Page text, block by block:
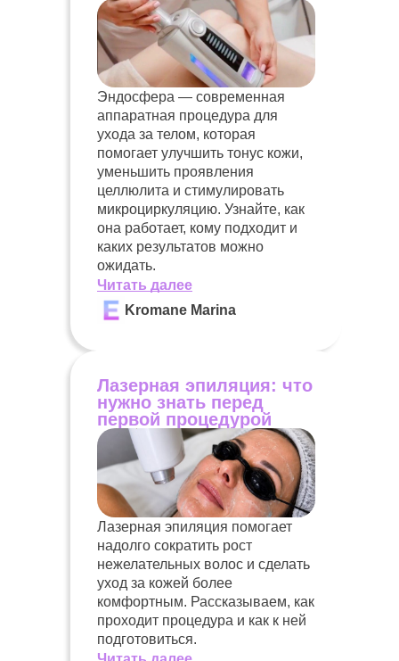
Эндосфера — современная
аппаратная процедура для
ухода за телом, которая
помогает улучшить тонус кожи,
уменьшить проявления
целлюлита и стимулировать
микроциркуляцию. Узнайте, как
она работает, кому подходит и
каких результатов можно
ожидать.
Читать далее
Kromane Marina
Лазерная эпиляция: что
нужно знать перед
первой процедурой
Лазерная эпиляция помогает
надолго сократить рост
нежелательных волос и сделать
уход за кожей более
комфортным. Рассказываем, как
проходит процедура и как к ней
подготовиться.